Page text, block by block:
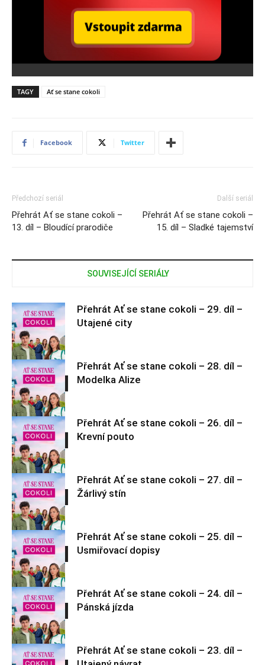
TAGY Ať se stane cokoli
Facebook Twitter
Předchozí seriál
Přehrát Ať se stane cokoli –
13. díl – Bloudící prarodiče
Další seriál
Přehrát Ať se stane cokoli –
15. díl – Sladké tajemství
SOUVISEJÍCÍ SERIÁLY
Ať se stane
cokoli
Přehrát Ať se stane cokoli – 29. díl –
Utajené city
Ať se stane
cokoli
Přehrát Ať se stane cokoli – 28. díl –
Modelka Alize
Ať se stane
cokoli
Přehrát Ať se stane cokoli – 26. díl –
Krevní pouto
Ať se stane
cokoli
Přehrát Ať se stane cokoli – 27. díl –
Žárlivý stín
Ať se stane
cokoli
Přehrát Ať se stane cokoli – 25. díl –
Usmiřovací dopisy
Přehrát Ať se stane cokoli – 24. díl –
Pánská jízda
Přehrát Ať se stane cokoli – 23. díl –